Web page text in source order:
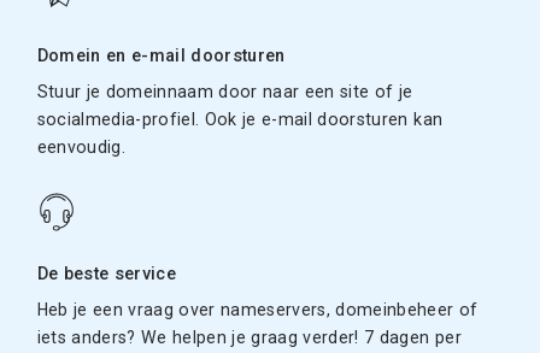
Domein en e-mail doorsturen
Stuur je domeinnaam door naar een site of je
socialmedia-profiel. Ook je e-mail doorsturen kan
eenvoudig.
De beste service
Heb je een vraag over nameservers, domeinbeheer of
iets anders? We helpen je graag verder! 7 dagen per